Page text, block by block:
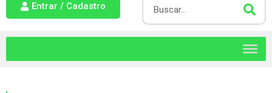
Entrar / Cadastro